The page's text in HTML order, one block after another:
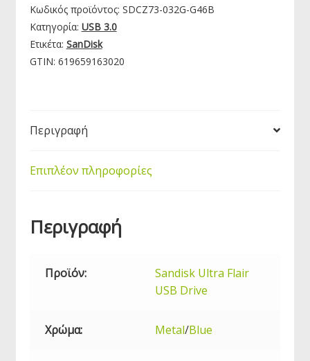
Κωδικός προϊόντος: SDCZ73-032G-G46B
Κατηγορία: USB 3.0
Ετικέτα: SanDisk
GTIN: 619659163020
Περιγραφή
Επιπλέον πληροφορίες
Περιγραφή
Προϊόν:
Sandisk Ultra Flair
USB Drive
Χρώμα: Metal/Blue